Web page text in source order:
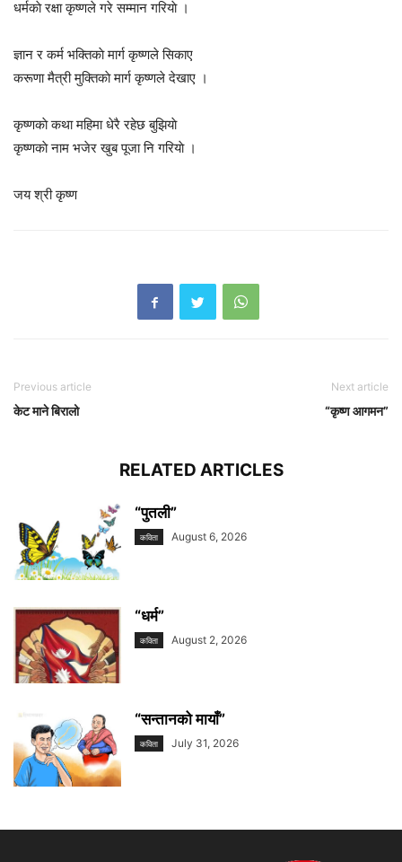
धर्मकाे रक्षा कृष्णले गरे सम्मान गरियाे ।
ज्ञान र कर्म भक्तिकाे मार्ग कृष्णले सिकाए
करूणा मैत्री मुक्तिकाे मार्ग कृष्णले देखाए ।
कृष्णकाे कथा महिमा धेरै रहेछ बुझियाे
कृष्णकाे नाम भजेर खुब पूजा नि गरियाे ।
जय श्री कृष्ण
Previous article
केट माने बिरालो
Next article
“कृष्ण आगमन”
RELATED ARTICLES
“पुतली”
कविता August 6, 2026
“धर्म”
कविता August 2, 2026
“सन्तानको मायाँ”
कविता July 31, 2026